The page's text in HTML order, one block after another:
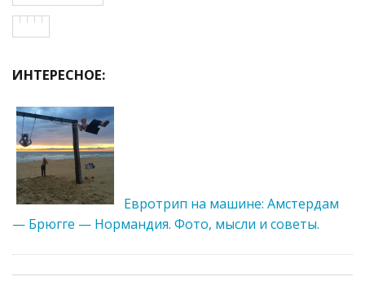
ИНТЕРЕСНОЕ:
Евротрип на машине: Амстердам
— Брюгге — Нормандия. Фото, мысли и советы.